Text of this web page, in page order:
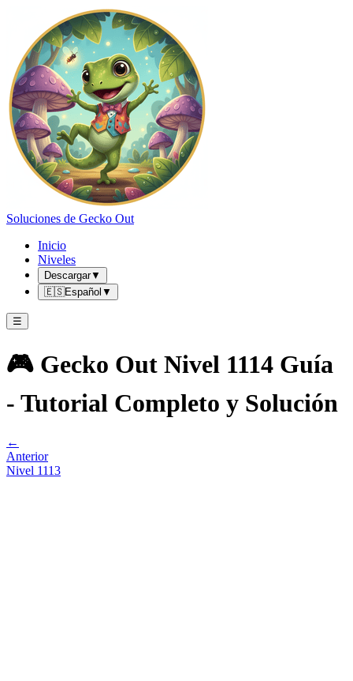
Soluciones de Gecko Out
Inicio
Niveles
Descargar▼
🇪🇸Español ▼
☰
🎮 Gecko Out Nivel 1114 Guía
- Tutorial Completo y Solución
←
Anterior
Nivel 1113